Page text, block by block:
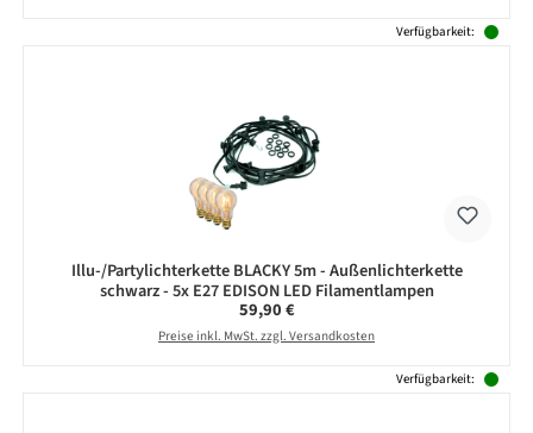
Verfügbarkeit:
Illu-/Partylichterkette BLACKY 5m - Außenlichterkette
schwarz - 5x E27 EDISON LED Filamentlampen
Regulärer Preis:
59,90 €
Preise inkl. MwSt. zzgl. Versandkosten
Verfügbarkeit: